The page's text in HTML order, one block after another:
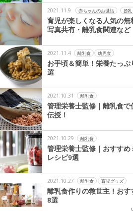
2021.11.9 赤ちゃんのお世話 授
育児が楽しくなる人気の無
写真共有・離乳食関連など
2021.11.4 離乳食 幼児食
お手頃＆簡単！栄養たっ
選
2021.10.31 離乳食
管理栄養士監修｜離乳食
伝授！
2021.10.29 離乳食
管理栄養士監修｜おすす
レシピ9選
2021.10.27 離乳食 育児グッズ
離乳食作りの救世主！お
8選